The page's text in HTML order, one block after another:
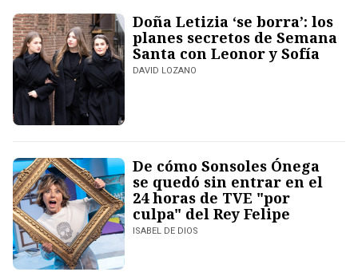
Doña Letizia ‘se borra’: los
planes secretos de Semana
Santa con Leonor y Sofía
DAVID LOZANO
De cómo Sonsoles Ónega
se quedó sin entrar en el
24 horas de TVE "por
culpa" del Rey Felipe
ISABEL DE DIOS